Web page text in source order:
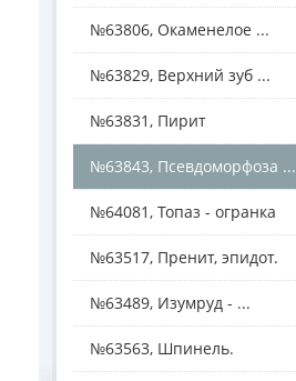
№63806, Окаменелое ...
№63829, Верхний зуб ...
№63831, Пирит
№63843, Псевдоморфоза ...
№64081, Топаз - огранка
№63517, Пренит, эпидот.
№63489, Изумруд - ...
№63563, Шпинель.